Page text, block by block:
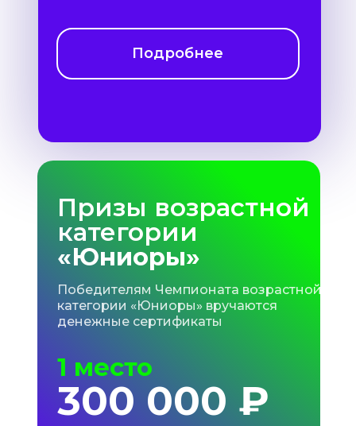
Подробнее
Призы возрастной
категории
«Юниоры»
300 000 ₽
Победителям Чемпионата возрастной
категории «Юниоры» вручаются
денежные сертификаты
1 место